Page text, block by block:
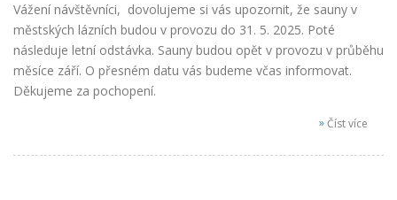
Vážení návštěvníci, dovolujeme si vás upozornit, že sauny v
městských lázních budou v provozu do 31. 5. 2025. Poté
následuje letní odstávka. Sauny budou opět v provozu v průběhu
měsíce září. O přesném datu vás budeme včas informovat.
Děkujeme za pochopení.
»Číst více